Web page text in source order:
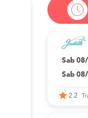
Sab
Sab
2.2